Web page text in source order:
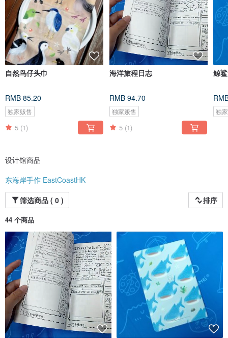
新项目，我会起西贡搞独木舟funday, 欢迎大家参与～
自然鸟仔头巾
RMB 85.20
独家贩售
5 (1)
海洋旅程日志
RMB 94.70
独家贩售
5 (1)
鲸
独
设计馆商品
东海岸手作 EastCoastHK
筛选商品 ( 0 )
排序
44 个商品